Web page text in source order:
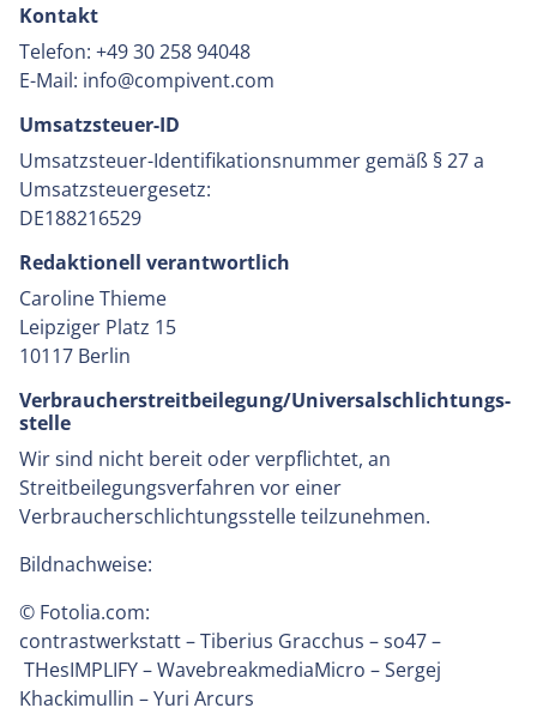
Kontakt
Telefon: +49 30 258 94048
E-Mail: info@compivent.com
Umsatzsteuer-ID
Umsatzsteuer-Identifikationsnummer gemäß § 27 a
Umsatzsteuergesetz:
DE188216529
Redaktionell verantwortlich
Caroline Thieme
Leipziger Platz 15
10117 Berlin
Verbraucher­streit­beilegung/Universal­schlichtungs­
stelle
Wir sind nicht bereit oder verpflichtet, an
Streitbeilegungsverfahren vor einer
Verbraucherschlichtungsstelle teilzunehmen.
Bildnachweise:
© Fotolia.com:
contrastwerkstatt–Tiberius Gracchus –so47–
THesIMPLIFY–WavebreakmediaMicro –Sergej
Khackimullin –Yuri Arcurs